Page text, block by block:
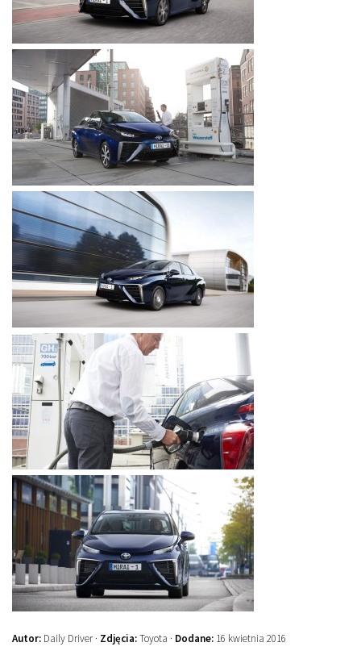
Autor: Daily Driver · Zdjęcia:Toyota · Dodane: 16 kwietnia 2016